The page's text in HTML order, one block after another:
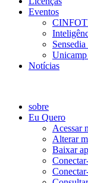
Eventos
Notícias
sobre
Eu Quero
Acessar
Alterar
Baixar